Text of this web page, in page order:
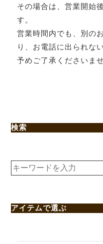
その場合は、営業開始
す。
営業時間内でも、別の
り、お電話に出られな
予めご了承くださいませ
検索
索
アイテムで選ぶ